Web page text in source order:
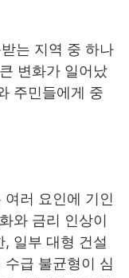
는 지역 중 하나
변화가 일어났
주민들에게 중
러 요인에 기인
와 금리 인상이
일부 대형 건설
급 불균형이 심